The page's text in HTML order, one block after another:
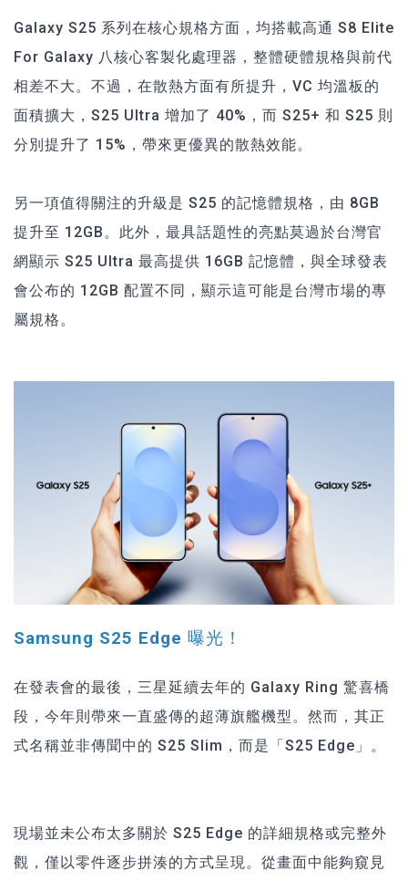
Galaxy S25 系列在核心規格方面，均搭載高通 S8 Elite
For Galaxy 八核心客製化處理器，整體硬體規格與前代
相差不大。不過，在散熱方面有所提升，VC 均溫板的
面積擴大，S25 Ultra 增加了 40%，而 S25+ 和 S25 則
分別提升了 15%，帶來更優異的散熱效能。
另一項值得關注的升級是 S25 的記憶體規格，由 8GB
提升至 12GB。此外，最具話題性的亮點莫過於台灣官
網顯示 S25 Ultra 最高提供 16GB 記憶體，與全球發表
會公布的 12GB 配置不同，顯示這可能是台灣市場的專
屬規格。
Samsung S25 Edge 曝光！
在發表會的最後，三星延續去年的 Galaxy Ring 驚喜橋
段，今年則帶來一直盛傳的超薄旗艦機型。然而，其正
式名稱並非傳聞中的 S25 Slim，而是「S25 Edge」。
現場並未公布太多關於 S25 Edge 的詳細規格或完整外
觀，僅以零件逐步拼湊的方式呈現。從畫面中能夠窺見